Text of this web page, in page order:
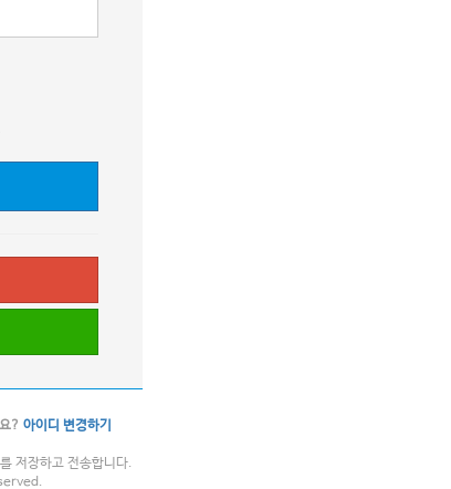
? 아이디 변경하기
저장하고 전송합니다.